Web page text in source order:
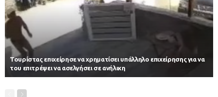
Τουρίστας επιχείρησε να χρηματίσει υπάλληλο επιχείρησης για να
του επιτρέψει να ασελγήσει σε ανήλικη